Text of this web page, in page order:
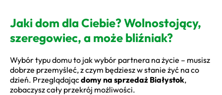
Jaki dom dla Ciebie? Wolnostojący,
szeregowiec, a może bliźniak?
Wybór typu domu to jak wybór partnera na życie – musisz
dobrze przemyśleć, z czym będziesz w stanie żyć na co
dzień. Przeglądającdomy na sprzedaż Białystok,
zobaczysz cały przekrój możliwości.